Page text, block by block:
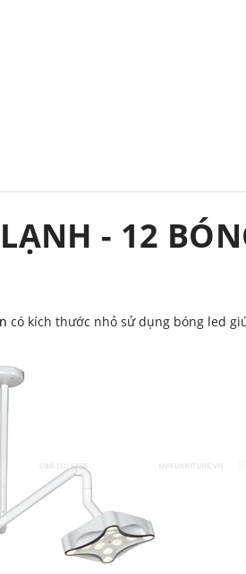
- 12
có kích thước nhỏ sử dụng bóng led